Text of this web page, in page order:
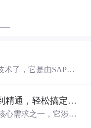
术了，它是由SAP公
小忙，他也提到了使
和导出。N年不用水
锐浪报表实战指南：从入门到精通，轻松搞定企业级报表开发
心需求之一，它涉及